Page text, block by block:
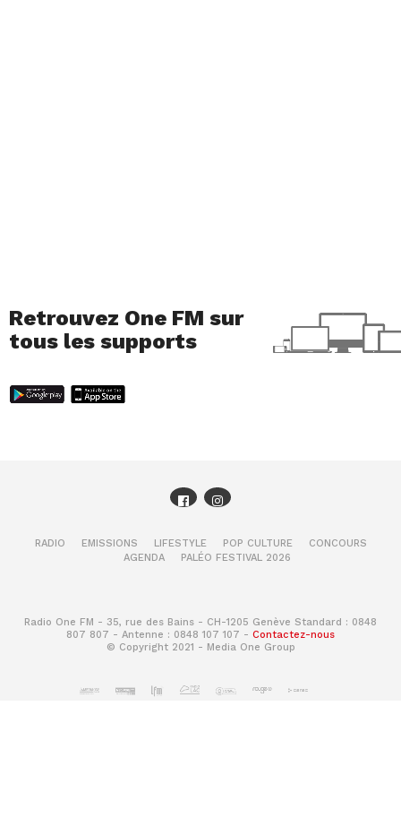
Retrouvez One FM sur
tous les supports
RADIO EMISSIONS LIFESTYLE POP CULTURE
CONCOURS
AGENDA
PALÉO FESTIVAL 2026
Radio One FM - 35, rue des Bains - CH-1205 Genève Standard : 0848
807 807 - Antenne : 0848 107 107 - Contactez-nous
© Copyright 2021 - Media One Group